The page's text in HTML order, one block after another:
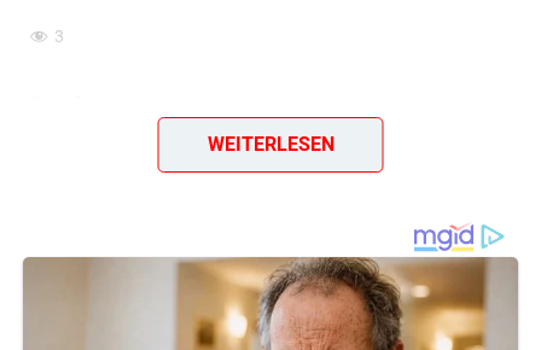
3
Salat von
Räuchermakrelen
überzeugt mit kräftigem
Kräuternund einer cremigenJoghurt-
. Das zarteMakrelenfilet
wird gemeinsam
und reifenTomatengeschichtet,
WEITERLESEN